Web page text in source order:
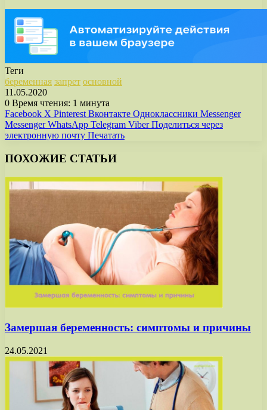
Теги
беременная запрет основной
11.05.2020
0 Время чтения: 1 минута
Facebook X Pinterest Вконтакте Одноклассники Messenger
Messenger WhatsApp Telegram Viber Поделиться через
электронную почту Печатать
ПОХОЖИЕ СТАТЬИ
Замершая беременность: симптомы и причины
24.05.2021